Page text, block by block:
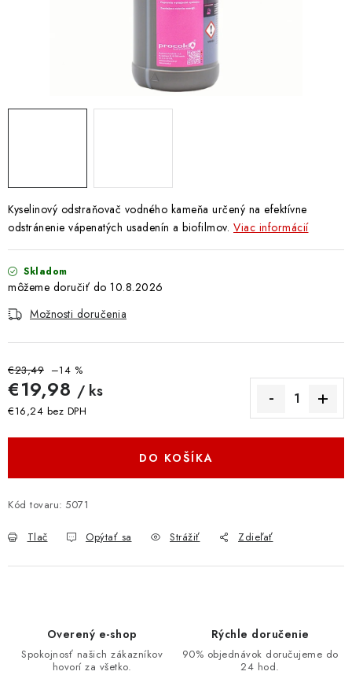
Kyselinový odstraňovač vodného kameňa určený na efektívne
odstránenie vápenatých usadenín a biofilmov. Viac informácií
Skladom
10.8.2026
Možnosti doručenia
€23,49 –14 %
€19,98 / ks
€16,24 bez DPH
DO KOŠÍKA
Kód tovaru: 5071
Tlač Opýtať sa Strážiť Zdieľať
Overený e-shop
Spokojnosť našich zákazníkov
hovorí za všetko.
Rýchle doručenie
90% objednávok doručujeme do
24 hod.